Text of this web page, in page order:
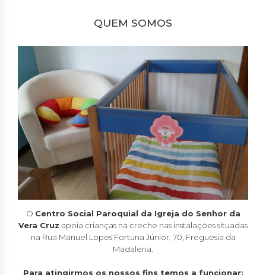
QUEM SOMOS
O Centro Social Paroquial da Igreja do Senhor da
Vera Cruz apoia crianças na creche nas instalações situadas
na Rua Manuel Lopes Fortuna Júnior, 70, Freguesia da
Madalena.
Para atingirmos os nossos fins temos a funcionar: